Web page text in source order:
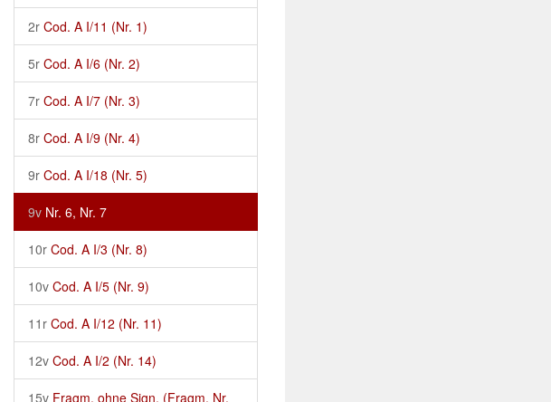
2r Cod. A I/11 (Nr. 1)
5r Cod. A I/6 (Nr. 2)
7r Cod. A I/7 (Nr. 3)
8r Cod. A I/9 (Nr. 4)
9r Cod. A I/18 (Nr. 5)
9v Nr. 6, Nr. 7
10r Cod. A I/3 (Nr. 8)
10v Cod. A I/5 (Nr. 9)
11r Cod. A I/12 (Nr. 11)
12v Cod. A I/2 (Nr. 14)
15v Fragm. ohne Sign. (Fragm. Nr.